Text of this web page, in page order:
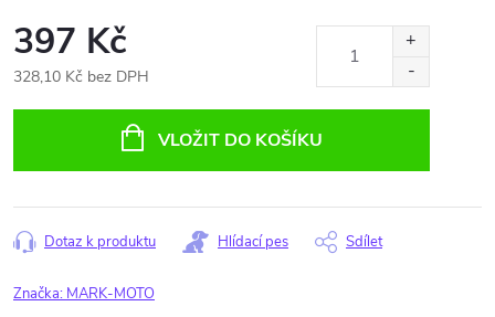
397 Kč
328,10 Kč bez DPH
VLOŽIT DO KOŠÍKU
Dotaz k produktu Hlídací pes Sdílet
Značka: MARK-MOTO